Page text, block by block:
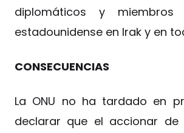
diplomáticos y miembros
estadounidense en Irak y en
CONSECUENCIAS
La ONU no ha tardado en
declarar que el accionar de